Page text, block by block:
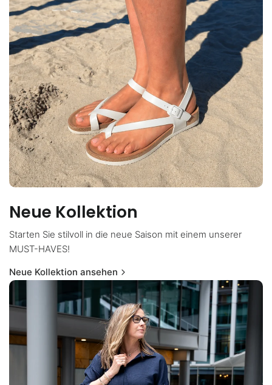
Neue Kollektion
Starten Sie stilvoll in die neue Saison mit einem unserer
MUST-HAVES!
Neue Kollektion ansehen